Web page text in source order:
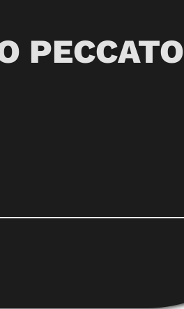
PECCATO